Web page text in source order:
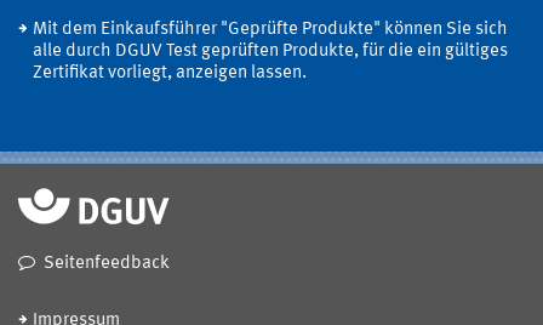
Mit dem Einkaufsführer "Geprüfte Produkte" können Sie sich
alle durch DGUV Test geprüften Produkte, für die ein gültiges
Zertifikat vorliegt, anzeigen lassen.
Seitenfeedback
Impressum